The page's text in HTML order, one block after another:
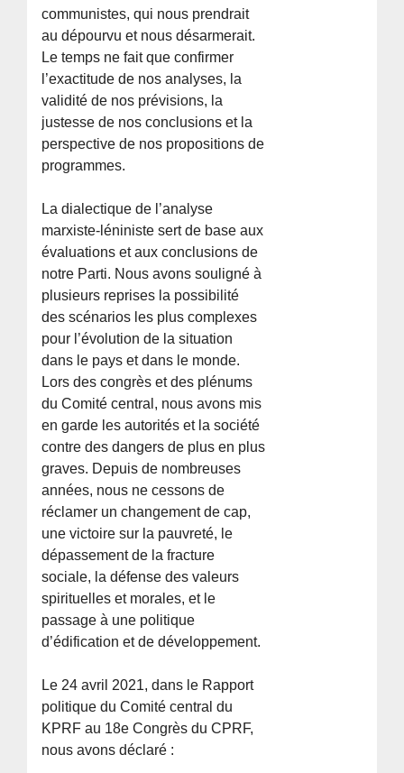
communistes, qui nous prendrait
au dépourvu et nous désarmerait.
Le temps ne fait que confirmer
l’exactitude de nos analyses, la
validité de nos prévisions, la
justesse de nos conclusions et la
perspective de nos propositions de
programmes.
La dialectique de l’analyse
marxiste-léniniste sert de base aux
évaluations et aux conclusions de
notre Parti. Nous avons souligné à
plusieurs reprises la possibilité
des scénarios les plus complexes
pour l’évolution de la situation
dans le pays et dans le monde.
Lors des congrès et des plénums
du Comité central, nous avons mis
en garde les autorités et la société
contre des dangers de plus en plus
graves. Depuis de nombreuses
années, nous ne cessons de
réclamer un changement de cap,
une victoire sur la pauvreté, le
dépassement de la fracture
sociale, la défense des valeurs
spirituelles et morales, et le
passage à une politique
d’édification et de développement.
Le 24 avril 2021, dans le Rapport
politique du Comité central du
KPRF au 18e Congrès du CPRF,
nous avons déclaré :